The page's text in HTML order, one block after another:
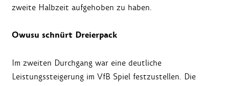
zweite Halbzeit aufgehoben zu haben.
Owusu schnürt Dreierpack
Im zweiten Durchgang war eine deutliche
Leistungssteigerung im VfB Spiel festzustellen. Die